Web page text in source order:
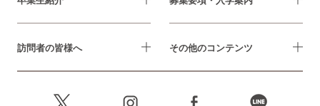
訪問者の皆様へ その他のコンテンツ